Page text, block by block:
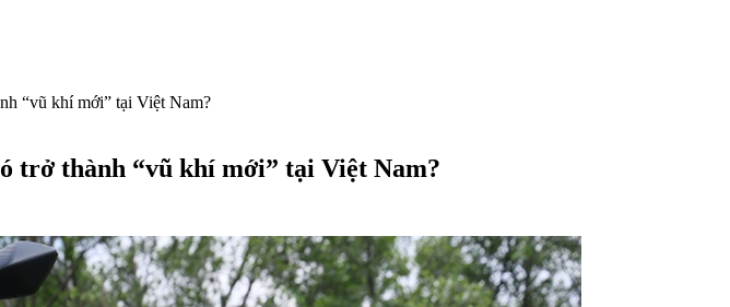
“vũ khí mới” tại Việt Nam?
trở thành “vũ khí mới” tại Việt Nam?